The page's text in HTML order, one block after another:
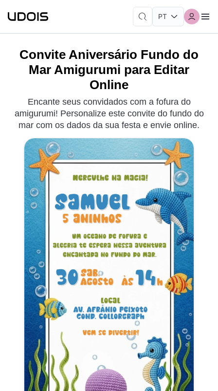
Convite Aniversário Fundo do
Mar Amigurumi para Editar
Online
Encante seus convidados com a fofura do
amigurumi! Personalize este convite do fundo do
mar com os dados da sua festa e envie online.